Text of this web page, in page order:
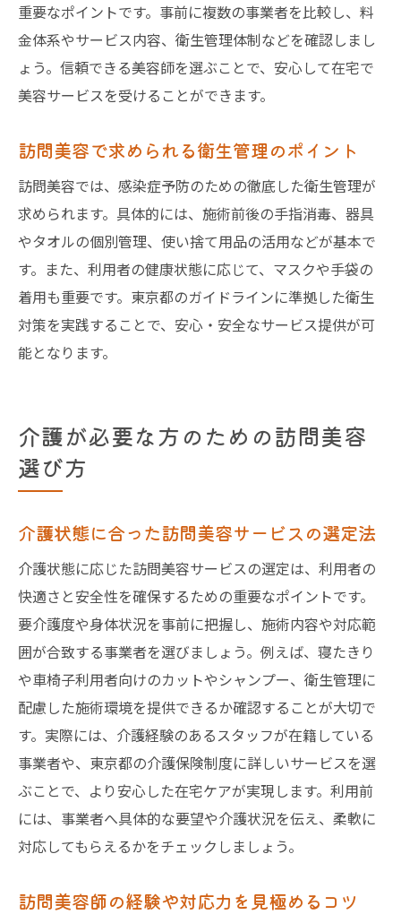
重要なポイントです。事前に複数の事業者を比較し、料
金体系やサービス内容、衛生管理体制などを確認しまし
ょう。信頼できる美容師を選ぶことで、安心して在宅で
美容サービスを受けることができます。
訪問美容で求められる衛生管理のポイント
訪問美容では、感染症予防のための徹底した衛生管理が
求められます。具体的には、施術前後の手指消毒、器具
やタオルの個別管理、使い捨て用品の活用などが基本で
す。また、利用者の健康状態に応じて、マスクや手袋の
着用も重要です。東京都のガイドラインに準拠した衛生
対策を実践することで、安心・安全なサービス提供が可
能となります。
介護が必要な方のための訪問美容
選び方
介護状態に合った訪問美容サービスの選定法
介護状態に応じた訪問美容サービスの選定は、利用者の
快適さと安全性を確保するための重要なポイントです。
要介護度や身体状況を事前に把握し、施術内容や対応範
囲が合致する事業者を選びましょう。例えば、寝たきり
や車椅子利用者向けのカットやシャンプー、衛生管理に
配慮した施術環境を提供できるか確認することが大切で
す。実際には、介護経験のあるスタッフが在籍している
事業者や、東京都の介護保険制度に詳しいサービスを選
ぶことで、より安心した在宅ケアが実現します。利用前
には、事業者へ具体的な要望や介護状況を伝え、柔軟に
対応してもらえるかをチェックしましょう。
訪問美容師の経験や対応力を見極めるコツ